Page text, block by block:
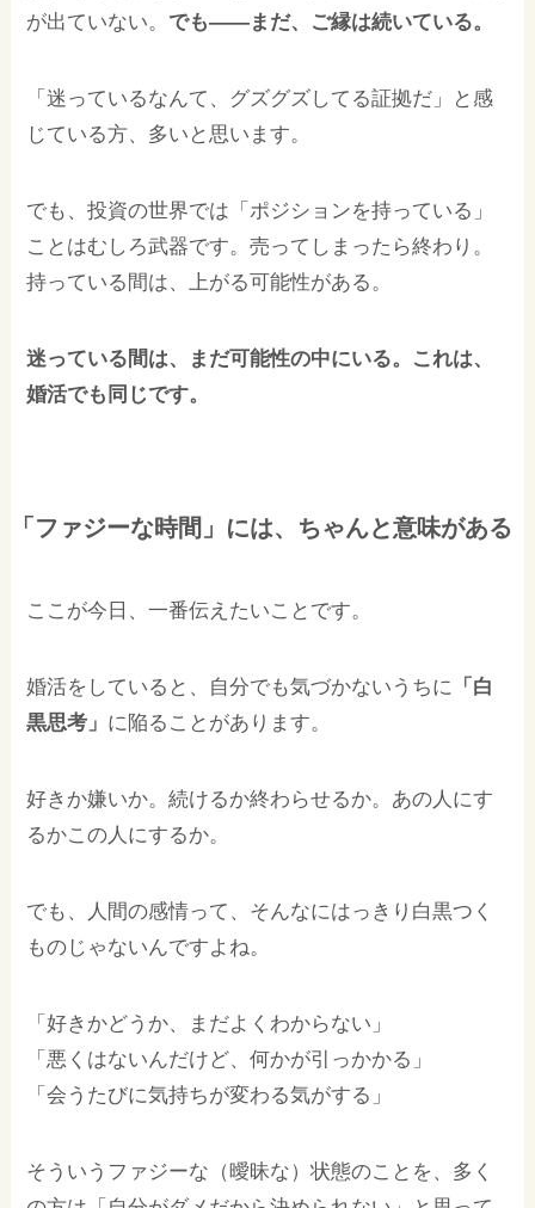
が出ていない。でも——まだ、ご縁は続いている。
「迷っているなんて、グズグズしてる証拠だ」と感
じている方、多いと思います。
でも、投資の世界では「ポジションを持っている」
ことはむしろ武器です。売ってしまったら終わり。
持っている間は、上がる可能性がある。
迷っている間は、まだ可能性の中にいる。これは、
婚活でも同じです。
「ファジーな時間」には、ちゃんと意味がある
ここが今日、一番伝えたいことです。
婚活をしていると、自分でも気づかないうちに
「白
黒思考」 に陥ることがあります。
好きか嫌いか。続けるか終わらせるか。あの人にす
るかこの人にするか。
でも、人間の感情って、そんなにはっきり白黒つく
ものじゃないんですよね。
「好きかどうか、まだよくわからない」
「悪くはないんだけど、何かが引っかかる」
「会うたびに気持ちが変わる気がする」
そういうファジーな（曖昧な）状態のことを、多く